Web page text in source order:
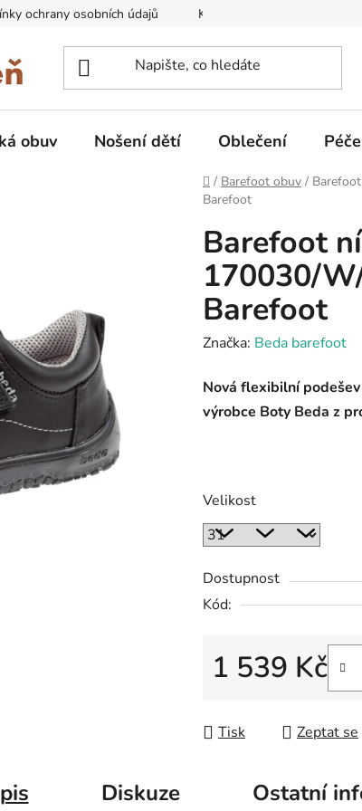
ochrany osobních údajů Kontakty na prodejny
obuv Nošení dětí Oblečení
Domů
/ Barefoot obuv /
Barefoot
Barefoot
170030/
Barefoot
Značka: Beda barefoot
Nová flexibilní
výrobce Boty Beda z
Velikost
Dostupnost
Kód:
1 539 Kč
Tisk Zeptat se
Diskuze Ostatní